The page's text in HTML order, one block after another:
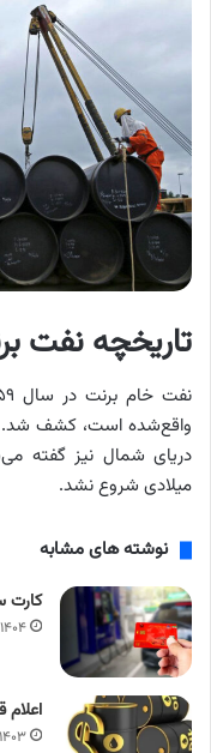
تاریخچه نفت
واقع‌شده است، کشف شد.
میلادی شروع نشد.
نوشته های مشابه
کارت
۰۶-
۱۴-